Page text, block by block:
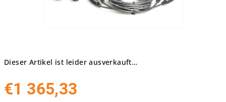
Dieser Artikel ist leider ausverkauft…
€1 365,33